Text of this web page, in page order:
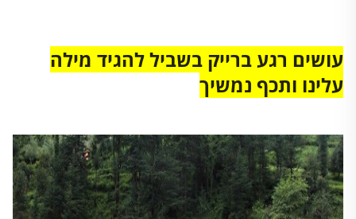
עושים רגע ברייק בשביל להגיד מילה
עלינו ותכף נמשיך